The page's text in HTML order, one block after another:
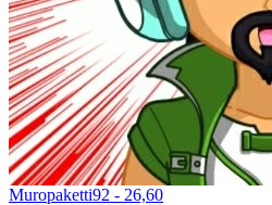
Muropaketti92 - 26,60